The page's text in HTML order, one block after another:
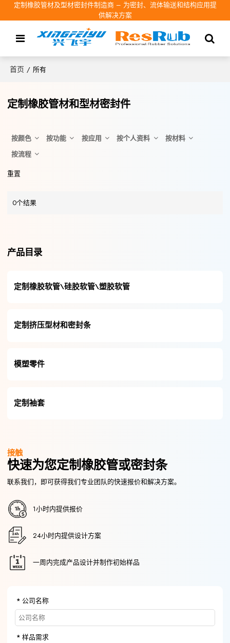
定制橡胶管材及型材密封件制造商 – 为密封、流体输送和结构应用提
供解决方案
首页 / 所有
定制橡胶管材和型材密封件
按颜色 按功能 按应用 按个人资料
按材料
按流程
重置
0个结果
产品目录
定制橡胶软管\硅胶软管\塑胶软管
定制挤压型材和密封条
模塑零件
定制袖套
接触
快速为您定制橡胶管或密封条
联系我们，即可获得我们专业团队的快速报价和解决方案。
1小时内提供报价
24小时内提供设计方案
一周内完成产品设计并制作初始样品
公司名称
样品需求